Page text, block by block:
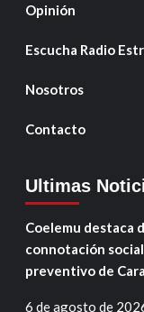
Opinión
Escucha Radio
Nosotros
Contacto
Ultimas
Coelemu destaca
connotación
preventivo de
6 de agosto de